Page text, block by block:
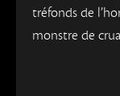
tréfonds de
monstre de